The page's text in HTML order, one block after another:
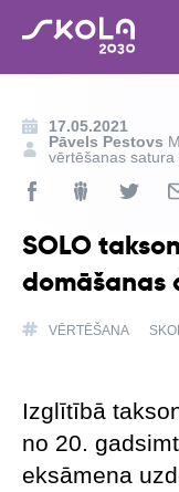
17.05.2021
Pāvels Pestovs
vērtēšanas
SOLO
domāšanas
VĒRTĒŠANA
Izglītībā
no 20.
eksāmena